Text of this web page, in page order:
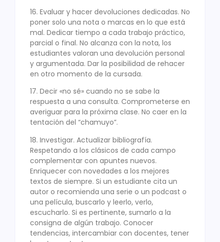
16. Evaluar y hacer devoluciones dedicadas. No
poner solo una nota o marcas en lo que está
mal. Dedicar tiempo a cada trabajo práctico,
parcial o final. No alcanza con la nota, los
estudiantes valoran una devolución personal
y argumentada. Dar la posibilidad de rehacer
en otro momento de la cursada.
17. Decir «no sé» cuando no se sabe la
respuesta a una consulta. Comprometerse en
averiguar para la próxima clase. No caer en la
tentación del “chamuyo”.
18. Investigar. Actualizar bibliografía.
Respetando a los clásicos de cada campo
complementar con apuntes nuevos.
Enriquecer con novedades a los mejores
textos de siempre. Si un estudiante cita un
autor o recomienda una serie o un podcast o
una película, buscarlo y leerlo, verlo,
escucharlo. Si es pertinente, sumarlo a la
consigna de algún trabajo. Conocer
tendencias, intercambiar con docentes, tener